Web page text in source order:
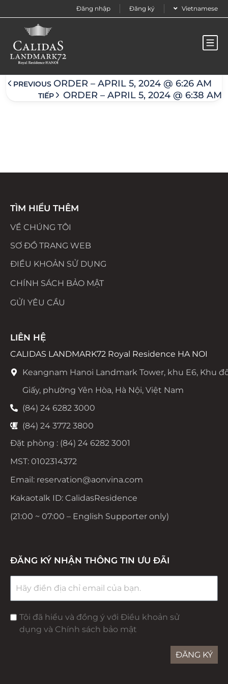
Đăng nhập Đăng ký Vietnamese
Order – April 5, 2024 @ 6:26 am
PREVIOUS ORDER – APRIL 5, 2024 @ 6:26 AM
TIẾP ORDER – APRIL 5, 2024 @ 6:38 AM
TÌM HIỂU THÊM
VỀ CHÚNG TÔI
SƠ ĐỒ TRANG WEB
ĐIỀU KHOẢN SỬ DỤNG
CHÍNH SÁCH BẢO MẬT
GỬI YÊU CẦU
LIÊN HỆ
CALIDAS LANDMARK72 Royal Residence HA NOI
Keangnam Hanoi Landmark Tower, khu E6, Khu
Giấy, phường Yên Hòa, Hà Nội, Việt Nam
(84) 24 6282 3000
(84) 24 3772 3800
Đặt phòng : (84) 24 6282 3001
MST: 0102314372
Email: reservation@aonvina.com
Kakaotalk ID: CalidasResidence
(21:00 ~ 07:00 – English Supporter only)
ĐĂNG KÝ NHẬN THÔNG TIN ƯU ĐÃI
Tôi đã hiểu và đồng ý với Điều khoản sử
dụng và Chính sách bảo mật
ĐĂNG KÝ